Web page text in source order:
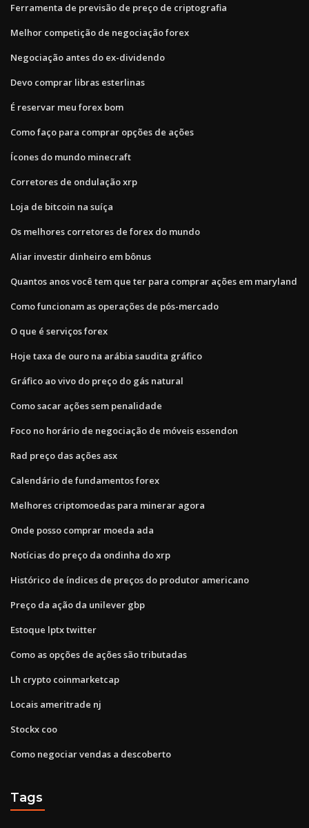
Ferramenta de previsão de preço de criptografia
Melhor competição de negociação forex
Negociação antes do ex-dividendo
Devo comprar libras esterlinas
É reservar meu forex bom
Como faço para comprar opções de ações
Ícones do mundo minecraft
Corretores de ondulação xrp
Loja de bitcoin na suíça
Os melhores corretores de forex do mundo
Aliar investir dinheiro em bônus
Quantos anos você tem que ter para comprar ações em maryland
Como funcionam as operações de pós-mercado
O que é serviços forex
Hoje taxa de ouro na arábia saudita gráfico
Gráfico ao vivo do preço do gás natural
Como sacar ações sem penalidade
Foco no horário de negociação de móveis essendon
Rad preço das ações asx
Calendário de fundamentos forex
Melhores criptomoedas para minerar agora
Onde posso comprar moeda ada
Notícias do preço da ondinha do xrp
Histórico de índices de preços do produtor americano
Preço da ação da unilever gbp
Estoque lptx twitter
Como as opções de ações são tributadas
Lh crypto coinmarketcap
Locais ameritrade nj
Stockx coo
Como negociar vendas a descoberto
Tags